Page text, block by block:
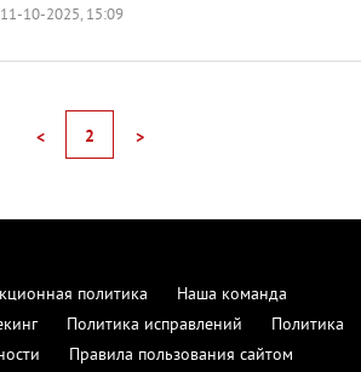
11-10-2025, 15:09
< 2 >
политика
Наша команда
Политика исправлений
Политика
Правила пользования сайтом